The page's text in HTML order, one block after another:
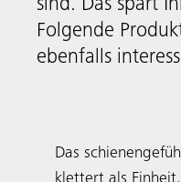
sind. Das spart
Folgende
ebenfalls
Klettersysteme
Das